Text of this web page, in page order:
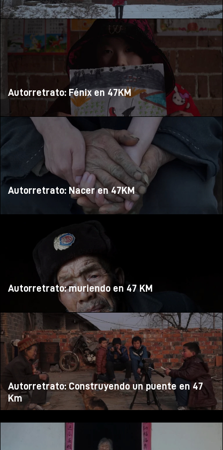
Autorretrato: Fénix en 47KM
Autorretrato: Nacer en 47KM
Autorretrato: muriendo en 47 KM
Autorretrato: Construyendo un puente en 47
Km